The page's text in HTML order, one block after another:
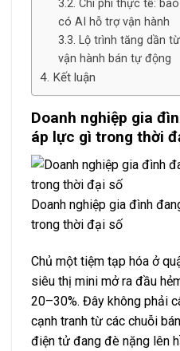
Chi phí thực tế:
có AI hỗ trợ vận hành
Lộ trình tăng dần
vận hành bán tự động
Kết luận
Doanh nghiệp gia
áp lực gì trong thời
Doanh nghiệp gia đình
trong thời đại số
Chủ một tiệm tạp hóa ở
siêu thị mini mở ra đầu
20–30%. Đây không phải
cạnh tranh từ các chuỗi
điện tử đang đè nặng lên